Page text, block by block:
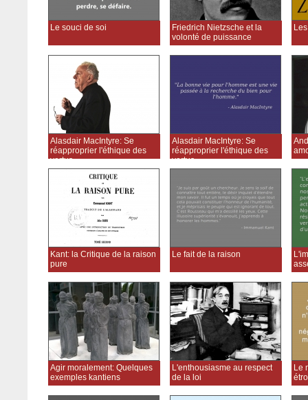
Le souci de soi
Friedrich Nietzsche et la
volonté de puissance
Alasdair MacIntyre: Se
réapproprier l'éthique des
vertus
Alasdair MacIntyre: Se
réapproprier l'éthique des
vertus
Kant: la Critique de la raison
pure
Le fait de la raison
Agir moralement: Quelques
exemples kantiens
L'enthousiasme au respect
de la loi
Le